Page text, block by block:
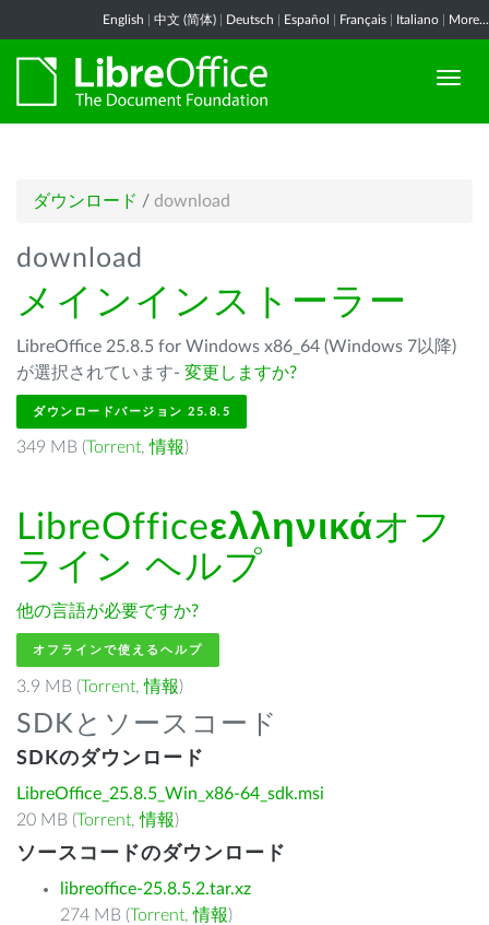
English 中文 (简体) Deutsch Español Français Italiano More...
ダウンロード / download
download
メインインストーラー
LibreOffice 25.8.5 for Windows x86_64 (Windows 7以降)
が選択されています- 変更しますか?
ダウンロードバージョン 25.8.5
349 MB (Torrent,情報)
LibreOfficeελληνικάオフ
ライン ヘルプ
他の言語が必要ですか?
オフラインで使えるヘルプ
3.9 MB (Torrent,情報)
SDKとソースコード
SDKのダウンロード
LibreOffice_25.8.5_Win_x86-64_sdk.msi
20 MB (Torrent,情報)
ソースコードのダウンロード
libreoffice-25.8.5.2.tar.xz
274 MB (Torrent,情報)